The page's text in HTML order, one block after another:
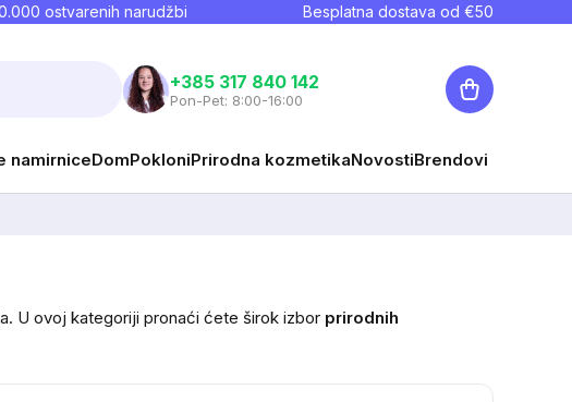
ostvarenih narudžbi Besplatna dostava od €50
+385 317 840 142
Pon-Pet: 8:00-16:00
Košarica
namirniceDomPokloniPrirodna kozmetikaNovostiBrendovi
U ovoj kategoriji pronaći ćete širok izbor prirodnih